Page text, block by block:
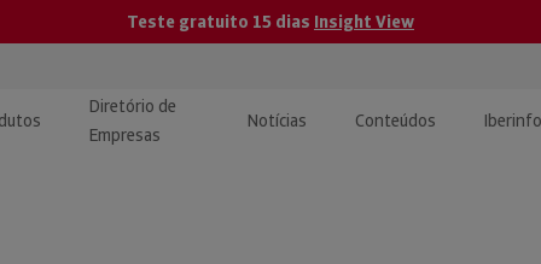
Teste gratuito 15 dias Insight View
Diretório de
Empresas
Notícias Conteúdos